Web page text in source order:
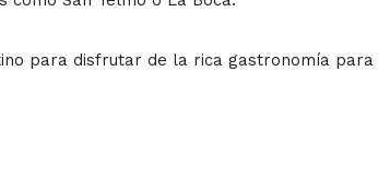
para disfrutar de la rica gastronomía